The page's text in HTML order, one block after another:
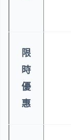
限
時
優
惠